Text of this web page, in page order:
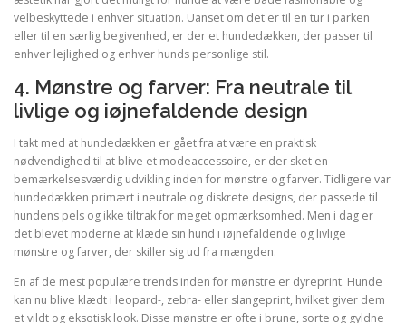
velbeskyttede i enhver situation. Uanset om det er til en tur i parken
eller til en særlig begivenhed, er der et hundedækken, der passer til
enhver lejlighed og enhver hunds personlige stil.
4. Mønstre og farver: Fra neutrale til
livlige og iøjnefaldende design
I takt med at hundedækken er gået fra at være en praktisk
nødvendighed til at blive et modeaccessoire, er der sket en
bemærkelsesværdig udvikling inden for mønstre og farver. Tidligere var
hundedækken primært i neutrale og diskrete designs, der passede til
hundens pels og ikke tiltrak for meget opmærksomhed. Men i dag er
det blevet moderne at klæde sin hund i iøjnefaldende og livlige
mønstre og farver, der skiller sig ud fra mængden.
En af de mest populære trends inden for mønstre er dyreprint. Hunde
kan nu blive klædt i leopard-, zebra- eller slangeprint, hvilket giver dem
et vildt og eksotisk look. Disse mønstre er ofte i brune, sorte og gyldne